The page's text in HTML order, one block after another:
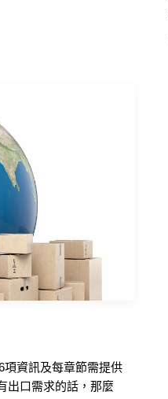
項資訊及每章節需提供
出口需求的話，那麼